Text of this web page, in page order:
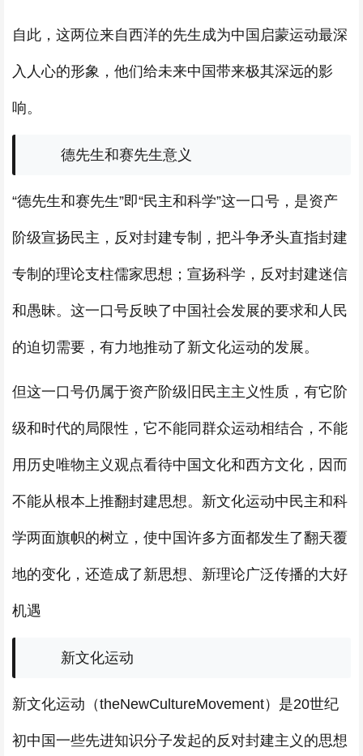
自此，这两位来自西洋的先生成为中国启蒙运动最深
入人心的形象，他们给未来中国带来极其深远的影
响。
德先生和赛先生意义
“德先生和赛先生”即“民主和科学”这一口号，是资产
阶级宣扬民主，反对封建专制，把斗争矛头直指封建
专制的理论支柱儒家思想；宣扬科学，反对封建迷信
和愚昧。这一口号反映了中国社会发展的要求和人民
的迫切需要，有力地推动了新文化运动的发展。
但这一口号仍属于资产阶级旧民主主义性质，有它阶
级和时代的局限性，它不能同群众运动相结合，不能
用历史唯物主义观点看待中国文化和西方文化，因而
不能从根本上推翻封建思想。新文化运动中民主和科
学两面旗帜的树立，使中国许多方面都发生了翻天覆
地的变化，还造成了新思想、新理论广泛传播的大好
机遇
新文化运动
新文化运动（theNewCultureMovement）是20世纪
初中国一些先进知识分子发起的反对封建主义的思想